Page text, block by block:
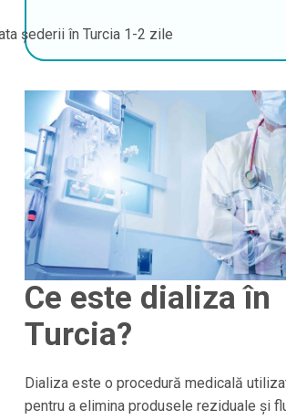
șederii în Turcia 1-2 zile
Ce este dializa în
Turcia?
Dializa este o procedură medicală
pentru a elimina produsele reziduale și